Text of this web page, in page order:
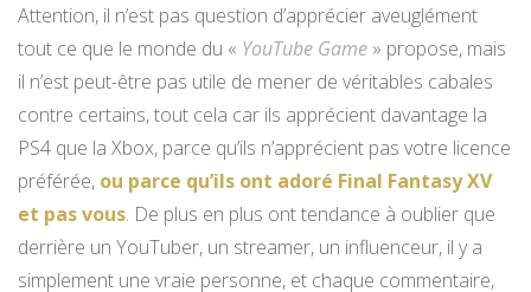
Attention, il n’est pas question d’apprécier aveuglément
tout ce que le monde du « YouTube Game » propose, mais
il n’est peut-être pas utile de mener de véritables cabales
contre certains, tout cela car ils apprécient davantage la
PS4 que la Xbox, parce qu’ils n’apprécient pas votre licence
préférée, ou parce qu’ils ont adoré Final Fantasy XV
et pas vous. De plus en plus ont tendance à oublier que
derrière un YouTuber, un streamer, un influenceur, il y a
simplement une vraie personne, et chaque commentaire,